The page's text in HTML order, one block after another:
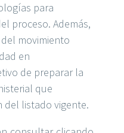
para
proceso. Además,
movimiento
en
de preparar la
que
del listado vigente.